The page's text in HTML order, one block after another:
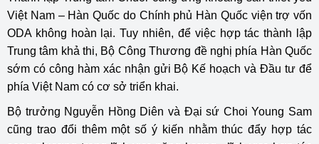
Việt Nam – Hàn Quốc do Chính phủ Hàn Quốc viện trợ vốn
ODA không hoàn lại. Tuy nhiên, để việc hợp tác thành lập
Trung tâm khả thi, Bộ Công Thương đề nghị phía Hàn Quốc
sớm có công hàm xác nhận gửi Bộ Kế hoạch và Đầu tư để
phía Việt Nam có cơ sở triển khai.
Bộ trưởng Nguyễn Hồng Diên và Đại sứ Choi Young Sam
cũng trao đổi thêm một số ý kiến nhằm thúc đẩy hợp tác